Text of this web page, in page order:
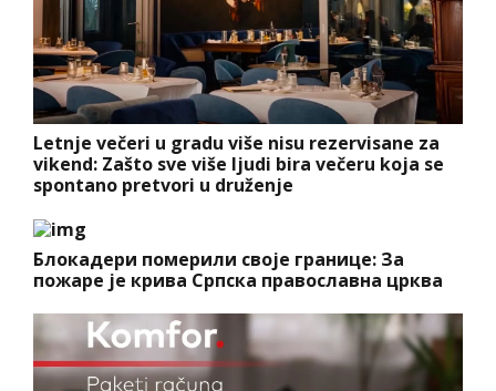
Letnje večeri u gradu više nisu rezervisane za
vikend: Zašto sve više ljudi bira večeru koja se
spontano pretvori u druženje
Блокадери померили своје границе: За
пожаре је крива Српска православна црква